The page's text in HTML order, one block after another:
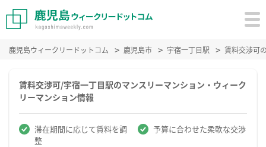
鹿児島ウィークリードットコム 鹿児島市 宇宿一丁目駅 賃料交渉可
賃料交渉可/宇宿一丁目駅のマンスリーマンション・ウィーク
リーマンション情報
滞在期間に応じて賃料を調
整
予算に合わせた柔軟な交渉